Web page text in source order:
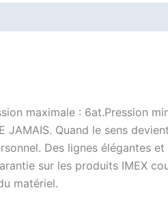
maximale : 6at.Pression
JAMAIS. Quand le sens
Des lignes élégantes
sur les produits
matériel.